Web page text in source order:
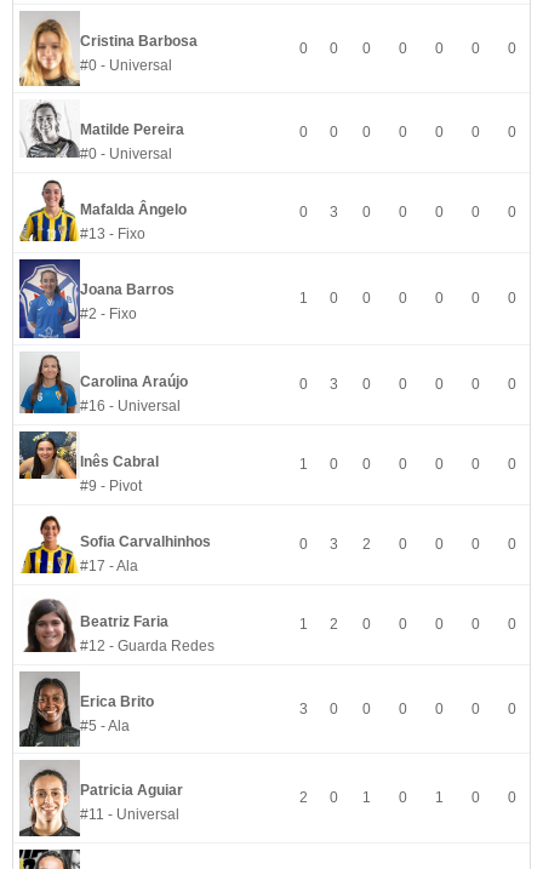
Cristina Barbosa
#0 - Universal
0 0 0 0 0 0 0
Matilde Pereira
#0 - Universal
0 0 0 0 0 0 0
Mafalda Ângelo
#13 - Fixo
0 3 0 0 0 0 0
Joana Barros
#2 - Fixo
1 0 0 0 0 0 0
Carolina Araújo
#16 - Universal
0 3 0 0 0 0 0
Inês Cabral
#9 - Pivot
1 0 0 0 0 0 0
Sofia Carvalhinhos
#17 - Ala
0 3 2 0 0 0 0
Beatriz Faria
#12 - Guarda Redes
1 2 0 0 0 0 0
Erica Brito
#5 - Ala
3 0 0 0 0 0 0
Patricia Aguiar
#11 - Universal
2 0 1 0 1 0 0